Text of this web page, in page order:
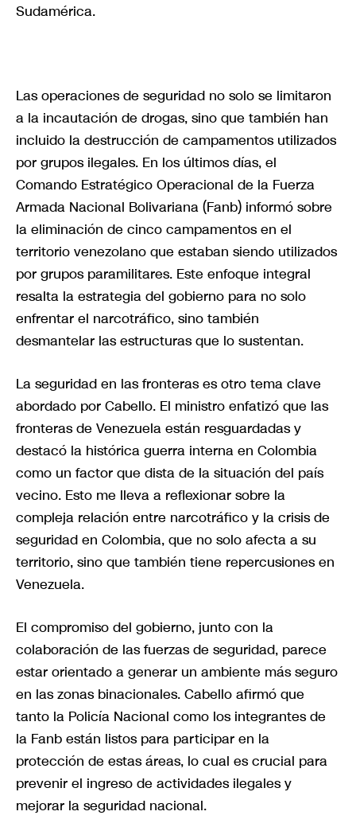
Sudamérica.
Las operaciones de seguridad no solo se limitaron
a la incautación de drogas, sino que también han
incluido la destrucción de campamentos utilizados
por grupos ilegales. En los últimos días, el
Comando Estratégico Operacional de la Fuerza
Armada Nacional Bolivariana (Fanb) informó sobre
la eliminación de cinco campamentos en el
territorio venezolano que estaban siendo utilizados
por grupos paramilitares. Este enfoque integral
resalta la estrategia del gobierno para no solo
enfrentar el narcotráfico, sino también
desmantelar las estructuras que lo sustentan.
La seguridad en las fronteras es otro tema clave
abordado por Cabello. El ministro enfatizó que las
fronteras de Venezuela están resguardadas y
destacó la histórica guerra interna en Colombia
como un factor que dista de la situación del país
vecino. Esto me lleva a reflexionar sobre la
compleja relación entre narcotráfico y la crisis de
seguridad en Colombia, que no solo afecta a su
territorio, sino que también tiene repercusiones en
Venezuela.
El compromiso del gobierno, junto con la
colaboración de las fuerzas de seguridad, parece
estar orientado a generar un ambiente más seguro
en las zonas binacionales. Cabello afirmó que
tanto la Policía Nacional como los integrantes de
la Fanb están listos para participar en la
protección de estas áreas, lo cual es crucial para
prevenir el ingreso de actividades ilegales y
mejorar la seguridad nacional.